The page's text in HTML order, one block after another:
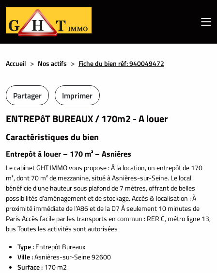
Accueil Nos actifs Fiche du bien réf: 940049472
ENTREPôT BUREAUX / 170m2 - A louer
Caractéristiques du bien
Partager Imprimer
Entrepôt à louer – 170 m² – Asnières
Le cabinet GHT IMMO vous propose : À la location, un entrepôt de 170
m², dont 70 m² de mezzanine, situé à Asnières-sur-Seine. Le local
bénéficie d’une hauteur sous plafond de 7 mètres, offrant de belles
possibilités d’aménagement et de stockage. Accès & localisation : À
proximité immédiate de l’A86 et de la D7 À seulement 10 minutes de
Paris Accès facile par les transports en commun : RER C, métro ligne 13,
bus Toutes les activités sont autorisées
Type :Entrepôt Bureaux
Ville :Asnières-sur-Seine 92600
Surface :170 m2